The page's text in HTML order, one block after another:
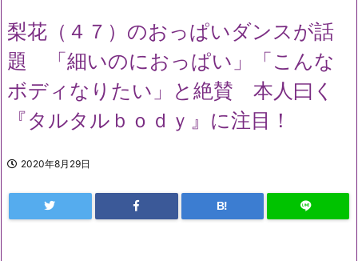
梨花（４７）のおっぱいダンスが話
題 「細いのにおっぱい」「こんな
ボディなりたい」と絶賛 本人曰く
『タルタルｂｏｄｙ』に注目！
2020年8月29日
B!